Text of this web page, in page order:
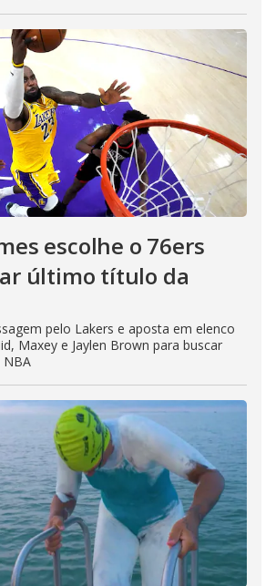
escolhe o 76ers
último título da
pelo Lakers e aposta em elenco
Maxey e Jaylen Brown para buscar